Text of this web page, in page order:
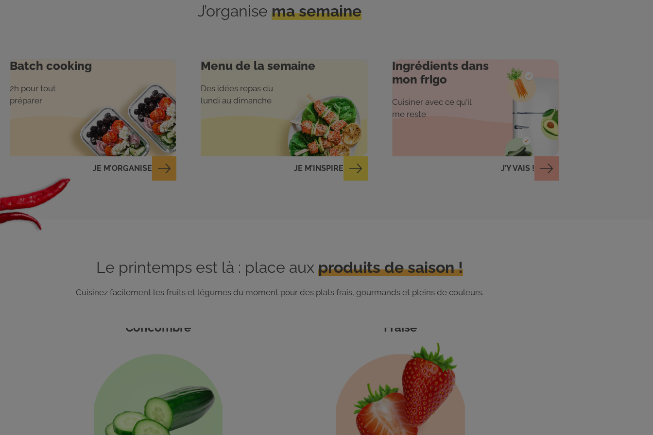
J’organise ma semaine
Batch cooking
2h pour tout
préparer
JE M’ORGANISE
Menu de la semaine
Des idées repas du
lundi au dimanche
JE M’INSPIRE
Ingrédients dans
mon frigo
Cuisiner avec ce qu'il
me reste
J’Y VAIS !
Le printemps est là : place aux produits de saison !
Cuisinez facilement les fruits et légumes du moment pour des plats frais, gourmands et pleins de couleurs.
Concombre Fraise